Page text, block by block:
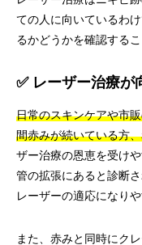
ての人に向いているわ
るかどうかを確認するこ
✅ レーザー治療が
日常のスキンケアや市
間赤みが続いている方
ザー治療の恩恵を受け
管の拡張にあると診断
レーザーの適応になりや
また、赤みと同時にク